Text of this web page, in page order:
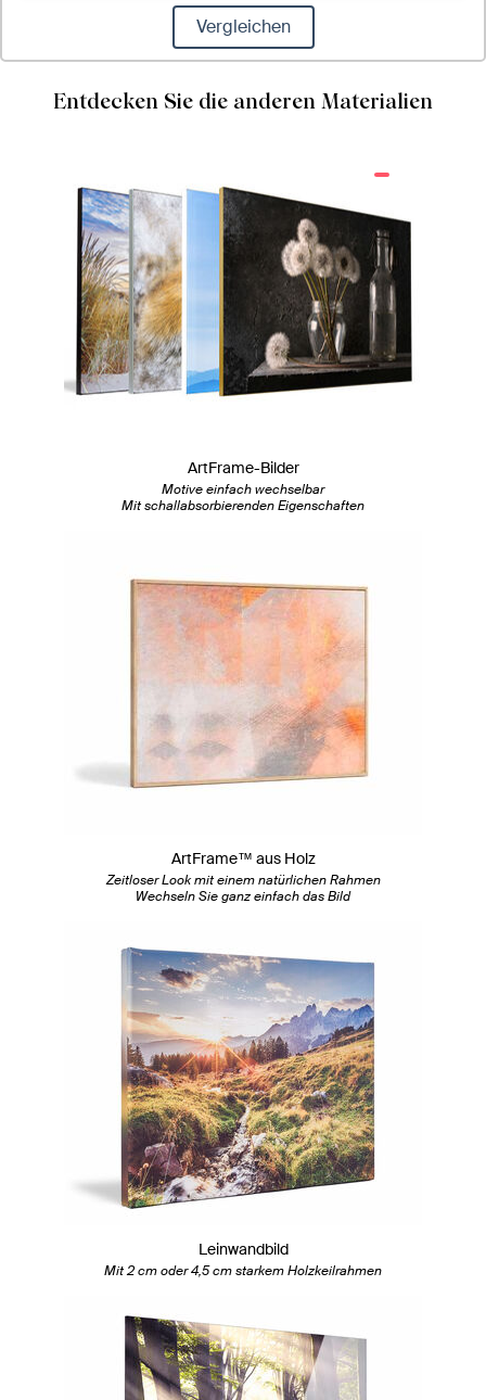
Vergleichen
Entdecken Sie die anderen Materialien
ArtFrame-Bilder
Motive einfach wechselbar
Mit schallabsorbierenden Eigenschaften
ArtFrame™ aus Holz
Zeitloser Look mit einem natürlichen Rahmen
Wechseln Sie ganz einfach das Bild
Leinwandbild
Mit 2 cm oder 4,5 cm starkem Holzkeilrahmen